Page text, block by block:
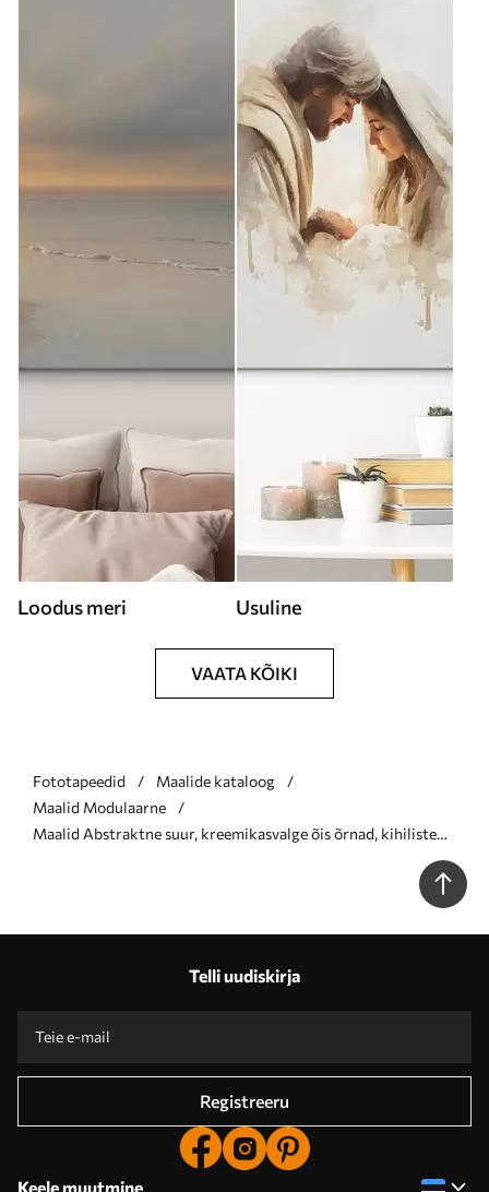
Loodus meri Usuline
VAATA KÕIKI
Fototapeedid
Maalide kataloog
Maalid Modulaarne
Maalid Abstraktne suur, kreemikasvalge õis õrnad, kihiliste
Telli uudiskirja
Registreeru
Keele muutmine